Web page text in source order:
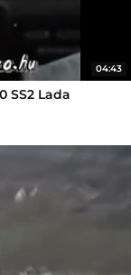
04:43
SS2 Lada